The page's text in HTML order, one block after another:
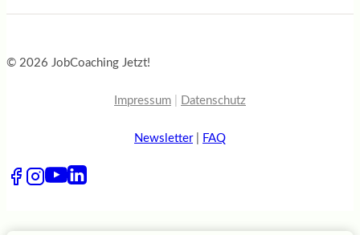
© 2026 JobCoaching Jetzt!
Impressum Datenschutz
Newsletter| FAQ